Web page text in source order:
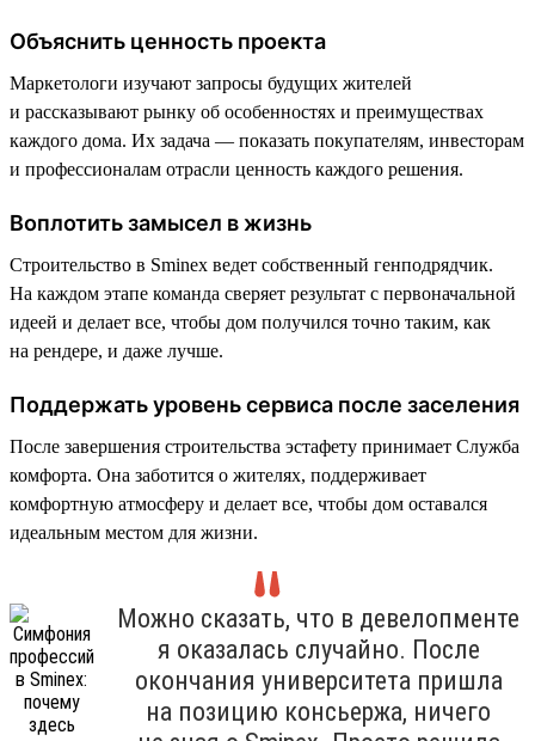
Объяснить ценность проекта
Маркетологи изучают запросы будущих жителей
и рассказывают рынку об особенностях и преимуществах
каждого дома. Их задача — показать покупателям, инвесторам
и профессионалам отрасли ценность каждого решения.
Воплотить замысел в жизнь
Строительство в Sminex ведет собственный генподрядчик.
На каждом этапе команда сверяет результат с первоначальной
идеей и делает все, чтобы дом получился точно таким, как
на рендере, и даже лучше.
Поддержать уровень сервиса после заселения
После завершения строительства эстафету принимает Служба
комфорта. Она заботится о жителях, поддерживает
комфортную атмосферу и делает все, чтобы дом оставался
идеальным местом для жизни.
Можно сказать, что в девелопменте
я оказалась случайно. После
окончания университета пришла
на позицию консьержа, ничего